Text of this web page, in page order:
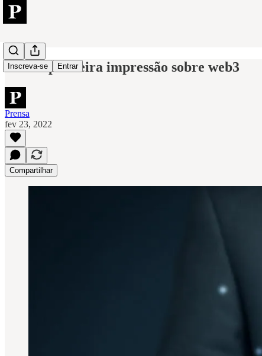
Inscreva-se Entrar
Minha primeira impressão sobre web3
Prensa
fev 23, 2022
Compartilhar